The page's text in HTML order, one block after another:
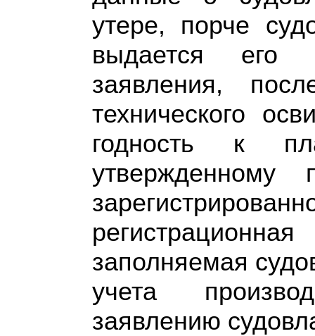
утере, порче
выдается его
заявления,
технического
годность к
утвержденному
заполняемая
учета
заявлению